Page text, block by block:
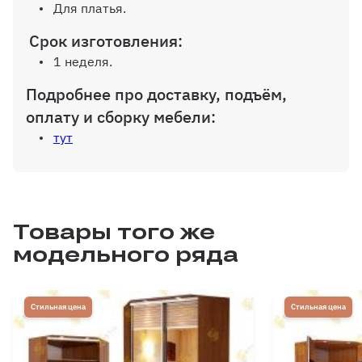
Внутр. выдвижной ящик на
роликовых направляющих, без
Дополнительная полка до 600 мм
Для платья.
Срок изготовления:
1 неделя.
Подробнее про доставку, подъём,
оплату и сборку мебели:
тут
Товары того же
модельного ряда
Стильная цена Стильная цена